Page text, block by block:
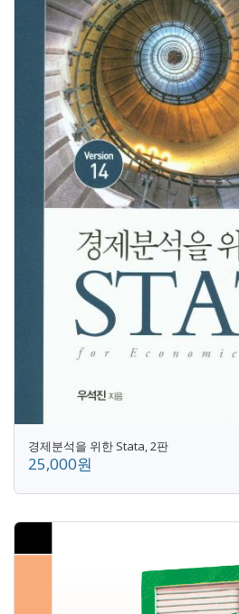
경제분석을 위한 Stata, 2판
25,000원